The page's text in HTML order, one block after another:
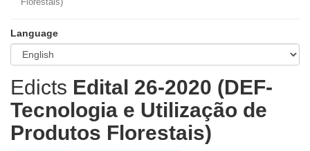
Florestais)
Language
Edicts Edital 26-2020 (DEF-
Tecnologia e Utilização de
Produtos Florestais)